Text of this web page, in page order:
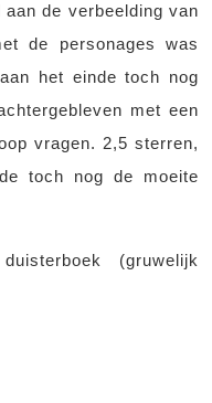
de verbeelding van
de personages was
het einde toch nog
met een
vragen. 2,5 sterren,
toch nog de moeite
(gruwelijk